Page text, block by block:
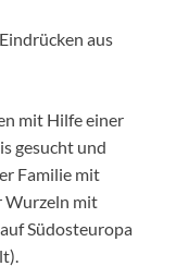
aus
mit Hilfe einer
gesucht und
Familie mit
Wurzeln mit
Südosteuropa